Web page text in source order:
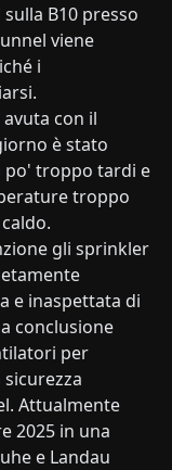
B10 presso
viene
i
con il
è stato
po' troppo tardi e
troppo
gli sprinkler
e inaspettata di
conclusione
per
Attualmente
2025 in una
e Landau